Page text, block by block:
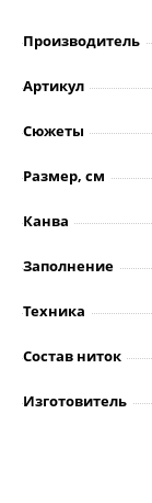
Производитель
Артикул
Сюжеты
Размер, см
Канва
Заполнение
Техника
Состав ниток
Изготовитель